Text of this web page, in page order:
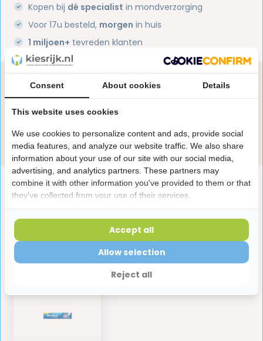
Kopen bij dé specialist in mondverzorging
Voor 17u besteld, morgen in huis
1 miljoen+ tevreden klanten
Productomschrijving
Reviews
Heb je een vraag over dit product?
Onze specialisten helpen je graag! Spreek ons aan
in de chat of stuur een e-mail.
Stuur e-mail
Laatst bekeken producten
Consent About cookies Details
This website uses cookies
We use cookies to personalize content and ads, provide social
media features, and analyze our website traffic. We also share
information about your use of our site with our social media,
advertising, and analytics partners. These partners may
combine it with other information you've provided to them or that
they've collected from your use of their services.
Reject all
Allow selection
Accept all